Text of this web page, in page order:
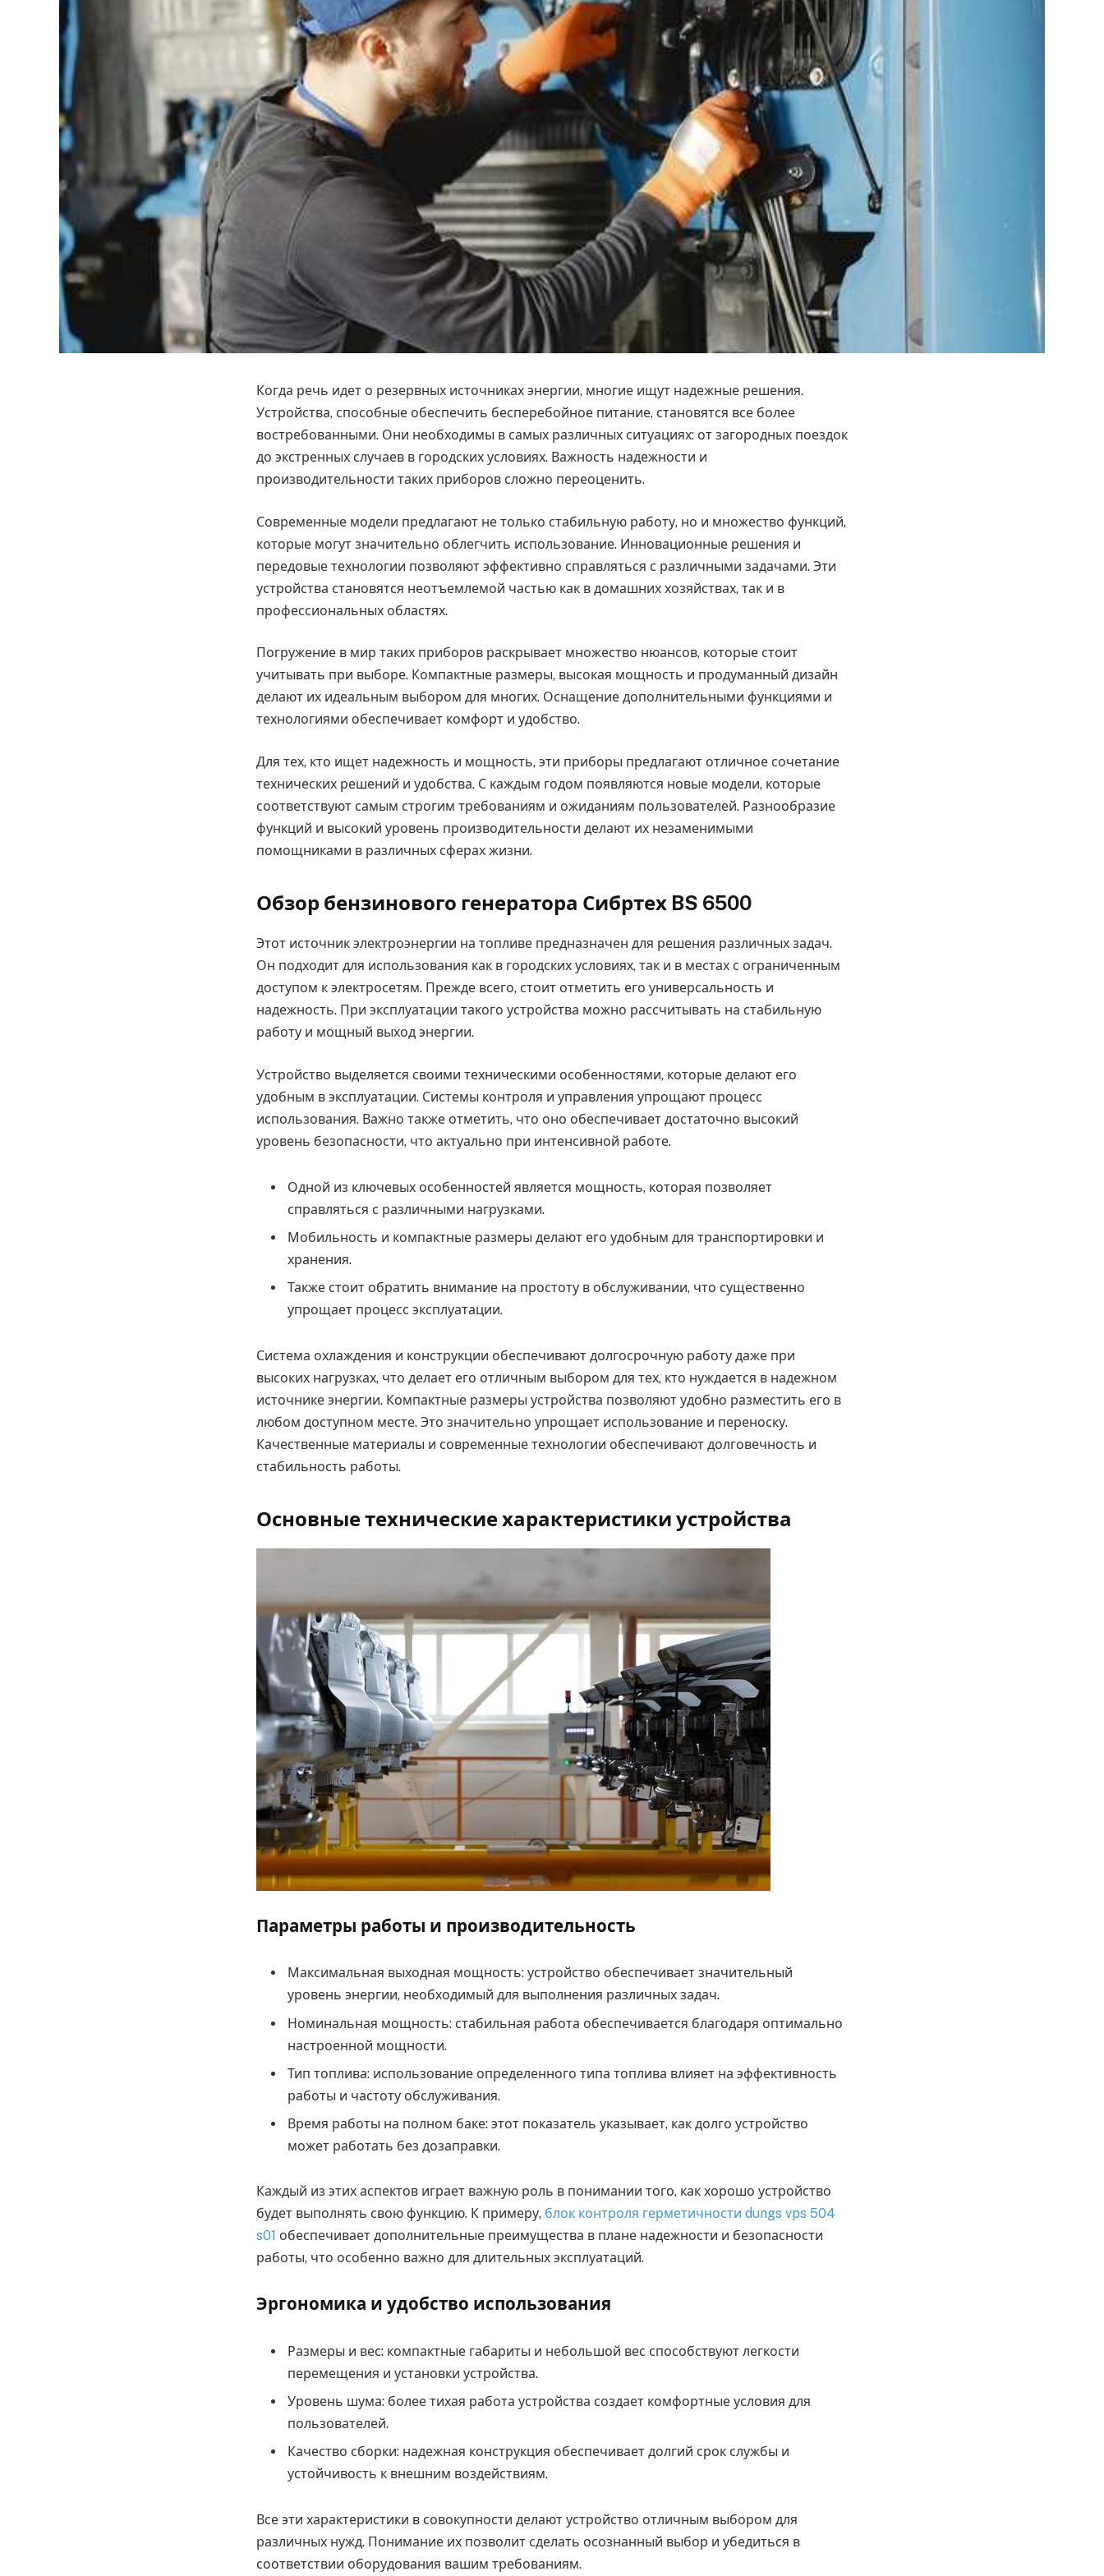
Когда речь идет о резервных источниках энергии, многие ищут надежные решения.
Устройства, способные обеспечить бесперебойное питание, становятся все более
востребованными. Они необходимы в самых различных ситуациях: от загородных поездок
до экстренных случаев в городских условиях. Важность надежности и
производительности таких приборов сложно переоценить.
Современные модели предлагают не только стабильную работу, но и множество функций,
которые могут значительно облегчить использование. Инновационные решения и
передовые технологии позволяют эффективно справляться с различными задачами. Эти
устройства становятся неотъемлемой частью как в домашних хозяйствах, так и в
профессиональных областях.
Погружение в мир таких приборов раскрывает множество нюансов, которые стоит
учитывать при выборе. Компактные размеры, высокая мощность и продуманный дизайн
делают их идеальным выбором для многих. Оснащение дополнительными функциями и
технологиями обеспечивает комфорт и удобство.
Для тех, кто ищет надежность и мощность, эти приборы предлагают отличное сочетание
технических решений и удобства. С каждым годом появляются новые модели, которые
соответствуют самым строгим требованиям и ожиданиям пользователей. Разнообразие
функций и высокий уровень производительности делают их незаменимыми
помощниками в различных сферах жизни.
Обзор бензинового генератора Сибртех BS 6500
Этот источник электроэнергии на топливе предназначен для решения различных задач.
Он подходит для использования как в городских условиях, так и в местах с ограниченным
доступом к электросетям. Прежде всего, стоит отметить его универсальность и
надежность. При эксплуатации такого устройства можно рассчитывать на стабильную
работу и мощный выход энергии.
Устройство выделяется своими техническими особенностями, которые делают его
удобным в эксплуатации. Системы контроля и управления упрощают процесс
использования. Важно также отметить, что оно обеспечивает достаточно высокий
уровень безопасности, что актуально при интенсивной работе.
Одной из ключевых особенностей является мощность, которая позволяет
справляться с различными нагрузками.
Мобильность и компактные размеры делают его удобным для транспортировки и
хранения.
Также стоит обратить внимание на простоту в обслуживании, что существенно
упрощает процесс эксплуатации.
Система охлаждения и конструкции обеспечивают долгосрочную работу даже при
высоких нагрузках, что делает его отличным выбором для тех, кто нуждается в надежном
источнике энергии. Компактные размеры устройства позволяют удобно разместить его в
любом доступном месте. Это значительно упрощает использование и переноску.
Качественные материалы и современные технологии обеспечивают долговечность и
стабильность работы.
Основные технические характеристики устройства
Параметры работы и производительность
Максимальная выходная мощность: устройство обеспечивает значительный
уровень энергии, необходимый для выполнения различных задач.
Номинальная мощность: стабильная работа обеспечивается благодаря оптимально
настроенной мощности.
Тип топлива: использование определенного типа топлива влияет на эффективность
работы и частоту обслуживания.
Время работы на полном баке: этот показатель указывает, как долго устройство
может работать без дозаправки.
Каждый из этих аспектов играет важную роль в понимании того, как хорошо устройство
будет выполнять свою функцию. К примеру, блок контроля герметичности dungs vps 504
s01 обеспечивает дополнительные преимущества в плане надежности и безопасности
работы, что особенно важно для длительных эксплуатаций.
Эргономика и удобство использования
Размеры и вес: компактные габариты и небольшой вес способствуют легкости
перемещения и установки устройства.
Уровень шума: более тихая работа устройства создает комфортные условия для
пользователей.
Качество сборки: надежная конструкция обеспечивает долгий срок службы и
устойчивость к внешним воздействиям.
Все эти характеристики в совокупности делают устройство отличным выбором для
различных нужд. Понимание их позволит сделать осознанный выбор и убедиться в
соответствии оборудования вашим требованиям.